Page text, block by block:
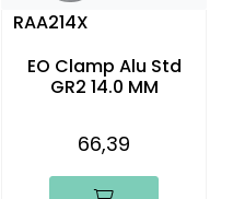
RAA214X
EO Clamp Alu Std
GR2 14.0 MM
66,39